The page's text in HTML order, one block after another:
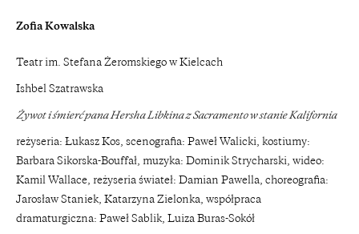
Zofia Kowalska
Teatr im. Stefana Żeromskiego w Kielcach
Ishbel Szatrawska
Żywot i śmierć pana Hersha Libkina z Sacramento w stanie Kalifornia
reżyseria: Łukasz Kos, scenografia: Paweł Walicki, kostiumy:
Barbara Sikorska-Bouffał, muzyka: Dominik Strycharski, wideo:
Kamil Wallace, reżyseria świateł: Damian Pawella, choreografia:
Jarosław Staniek, Katarzyna Zielonka, współpraca
dramaturgiczna: Paweł Sablik, Luiza Buras-Sokół